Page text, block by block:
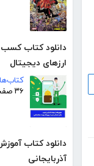
دانلود کتاب کسب
ارزهای دیجیتال
۳۶ صفحه
دانلود کتاب
آذربایجانی